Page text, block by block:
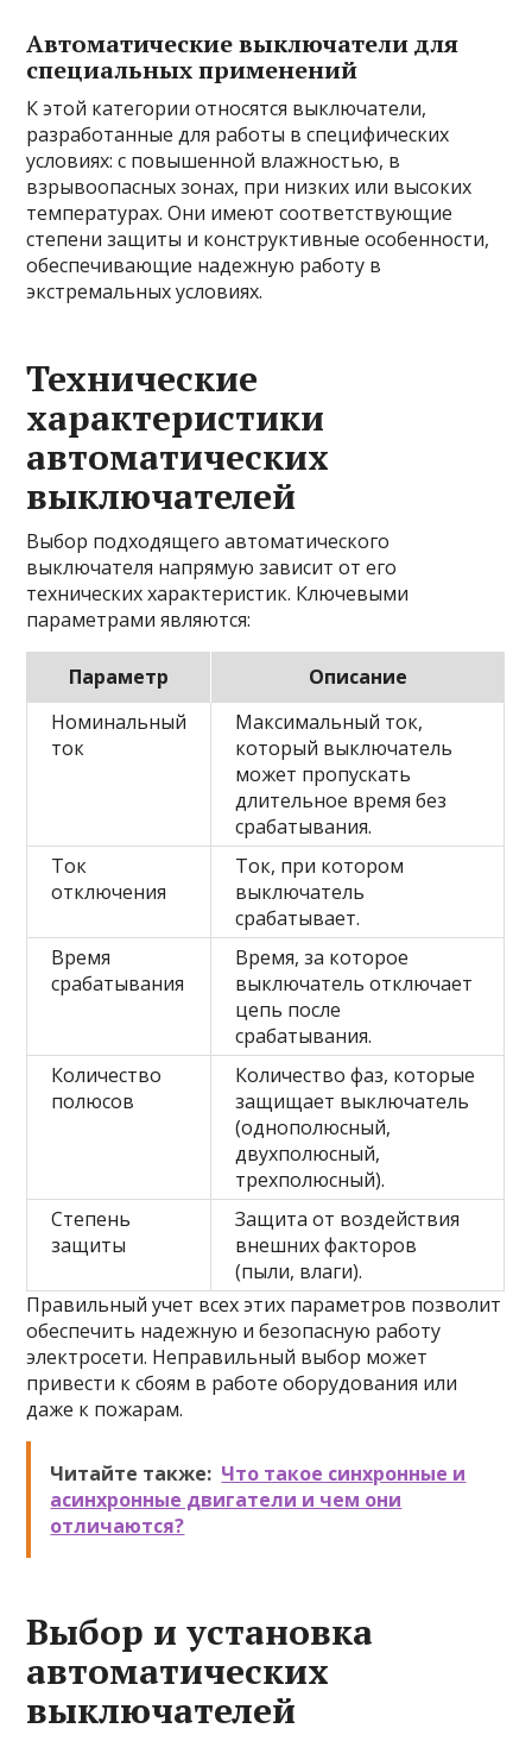
Автоматические выключатели для
специальных применений
К этой категории относятся выключатели,
разработанные для работы в специфических
условиях: с повышенной влажностью, в
взрывоопасных зонах, при низких или высоких
температурах. Они имеют соответствующие
степени защиты и конструктивные особенности,
обеспечивающие надежную работу в
экстремальных условиях.
Технические
характеристики
автоматических
выключателей
Выбор подходящего автоматического
выключателя напрямую зависит от его
технических характеристик. Ключевыми
параметрами являются:
Параметр
Описание
Номинальный
ток
Максимальный ток,
который выключатель
может пропускать
длительное время без
срабатывания.
Ток
отключения
Ток, при котором
выключатель
срабатывает.
Время
срабатывания
Время, за которое
выключатель отключает
цепь после
срабатывания.
Количество
полюсов
Количество фаз, которые
защищает выключатель
(однополюсный,
двухполюсный,
трехполюсный).
Степень
защиты
Защита от воздействия
внешних факторов
(пыли, влаги).
Правильный учет всех этих параметров позволит
обеспечить надежную и безопасную работу
электросети. Неправильный выбор может
привести к сбоям в работе оборудования или
даже к пожарам.
Читайте также: Что такое синхронные и
асинхронные двигатели и чем они
отличаются?
Выбор и установка
автоматических
выключателей